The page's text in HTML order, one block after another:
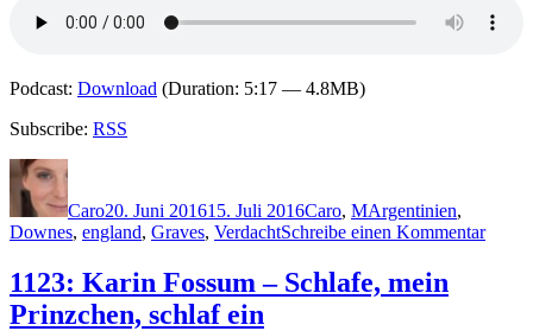
Podcast: Download (Duration: 5:17 — 4.8MB)
Subscribe: RSS
Autor
Caro20. Juni 201615. Juli 2016Caro, MArgentinien,
Downes, england, Graves, VerdachtSchreibe einen Kommentarzu
1123: Karin Fossum – Schlafe, mein
Prinzchen, schlaf ein